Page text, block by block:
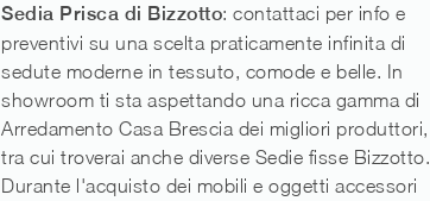
Sedia Prisca di Bizzotto: contattaci per info e
preventivi su una scelta praticamente infinita di
sedute moderne in tessuto, comode e belle. In
showroom ti sta aspettando una ricca gamma di
Arredamento Casa Brescia dei migliori produttori,
tra cui troverai anche diverse Sedie fisse Bizzotto.
Durante l'acquisto dei mobili e oggetti accessori